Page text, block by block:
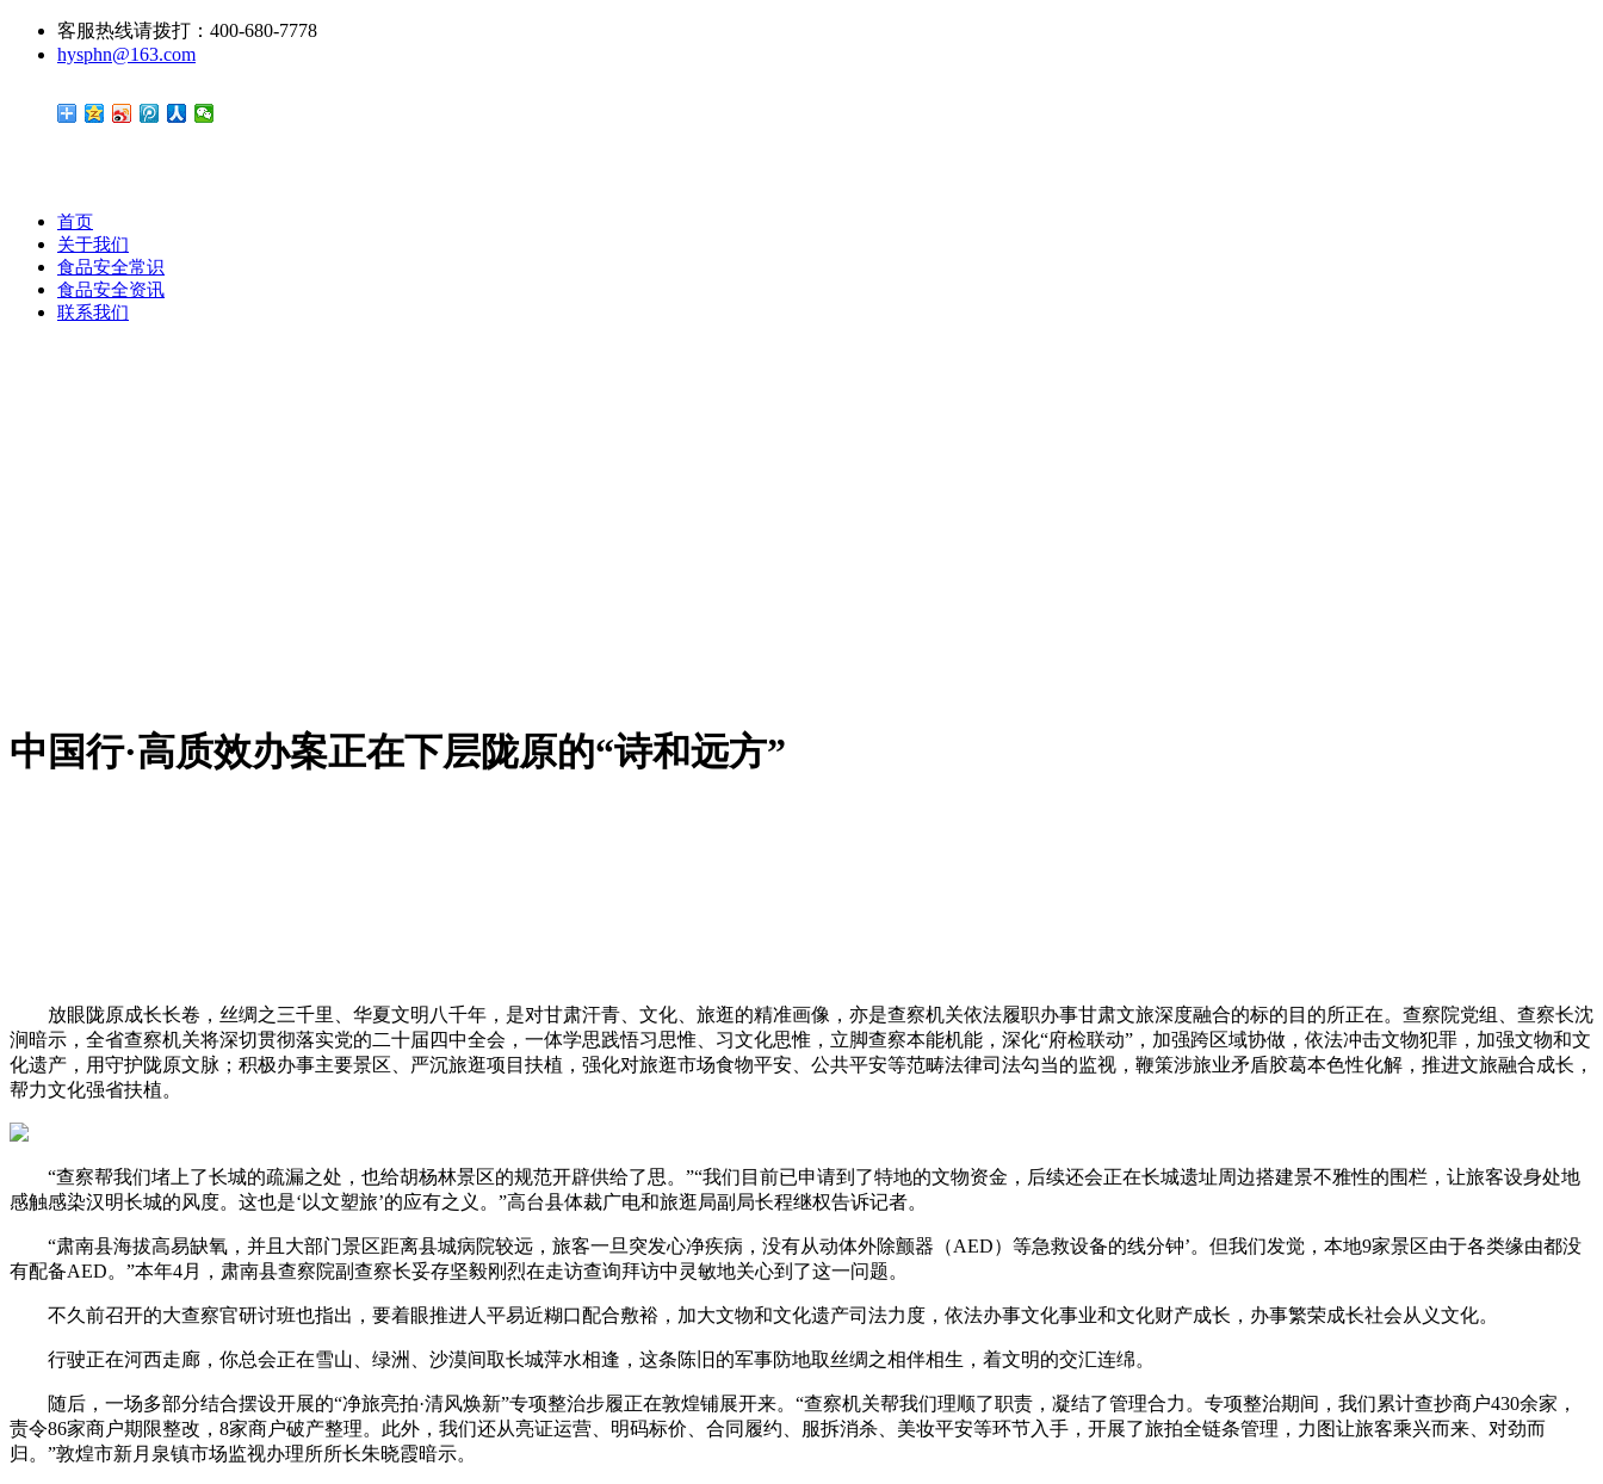
客服热线请拨打：400-680-7778
hysphn@163.com
首页
关于我们
食品安全常识
食品安全资讯
联系我们
中国行·高质效办案正在下层陇原的“诗和远方”
放眼陇原成长长卷，丝绸之三千里、华夏文明八千年，是对甘肃汗青、文化、旅逛的精准画像，亦是查察机关依法履职办事甘肃文旅深度融合的标的目的所正在。查察院党组、查察长沈
涧暗示，全省查察机关将深切贯彻落实党的二十届四中全会，一体学思践悟习思惟、习文化思惟，立脚查察本能机能，深化“府检联动”，加强跨区域协做，依法冲击文物犯罪，加强文物和文
化遗产，用守护陇原文脉；积极办事主要景区、严沉旅逛项目扶植，强化对旅逛市场食物平安、公共平安等范畴法律司法勾当的监视，鞭策涉旅业矛盾胶葛本色性化解，推进文旅融合成长，
帮力文化强省扶植。
“查察帮我们堵上了长城的疏漏之处，也给胡杨林景区的规范开辟供给了思。”“我们目前已申请到了特地的文物资金，后续还会正在长城遗址周边搭建景不雅性的围栏，让旅客设身处地
感触感染汉明长城的风度。这也是‘以文塑旅’的应有之义。”高台县体裁广电和旅逛局副局长程继权告诉记者。
“肃南县海拔高易缺氧，并且大部门景区距离县城病院较远，旅客一旦突发心净疾病，没有从动体外除颤器（AED）等急救设备的线分钟’。但我们发觉，本地9家景区由于各类缘由都没
有配备AED。”本年4月，肃南县查察院副查察长妥存坚毅刚烈在走访查询拜访中灵敏地关心到了这一问题。
不久前召开的大查察官研讨班也指出，要着眼推进人平易近糊口配合敷裕，加大文物和文化遗产司法力度，依法办事文化事业和文化财产成长，办事繁荣成长社会从义文化。
行驶正在河西走廊，你总会正在雪山、绿洲、沙漠间取长城萍水相逢，这条陈旧的军事防地取丝绸之相伴相生，着文明的交汇连绵。
随后，一场多部分结合摆设开展的“净旅亮拍·清风焕新”专项整治步履正在敦煌铺展开来。“查察机关帮我们理顺了职责，凝结了管理合力。专项整治期间，我们累计查抄商户430余家，
责令86家商户期限整改，8家商户破产整理。此外，我们还从亮证运营、明码标价、合同履约、服拆消杀、美妆平安等环节入手，开展了旅拍全链条管理，力图让旅客乘兴而来、对劲而
归。”敦煌市新月泉镇市场监视办理所所长朱晓霞暗示。